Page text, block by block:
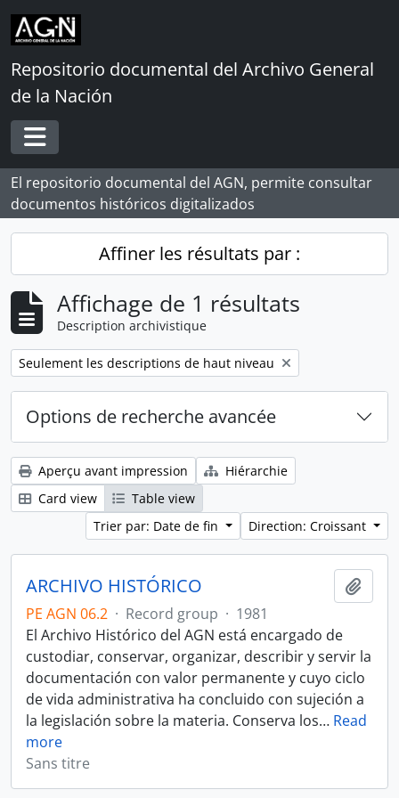
Skip to main content
Repositorio documental del Archivo General
de la Nación
Toggle navigation
El repositorio documental del AGN, permite consultar
documentos históricos digitalizados
Affiner les résultats par :
Affichage de 1 résultats
Description archivistique
Remove filter:
Seulement les descriptions de haut niveau
Options de recherche avancée
Aperçu avant impression
Hiérarchie
Card view
Table view
Trier par: Date de fin
Direction: Croissant
ARCHIVO HISTÓRICO
PE AGN 06.2 · Record group · 1981
El Archivo Histórico del AGN está encargado de
custodiar, conservar, organizar, describir y servir la
documentación con valor permanente y cuyo ciclo
de vida administrativa ha concluido con sujeción a
la legislación sobre la materia. Conserva los… Read
more
Sans titre